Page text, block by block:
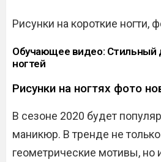
Рисунки на короткие ногти,
Обучающее видео: Стильный
ногтей
Рисунки на ногтях фото
В сезоне 2020 будет
маникюр. В тренде не
геометрические мотивы, но